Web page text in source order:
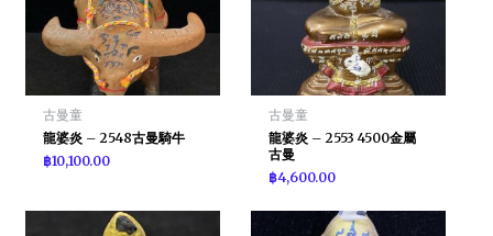
古曼童
龍婆炎 – 2548古曼騎牛
฿10,100.00
古曼童
龍婆炎 – 2553 4500金屬
古曼
฿4,600.00